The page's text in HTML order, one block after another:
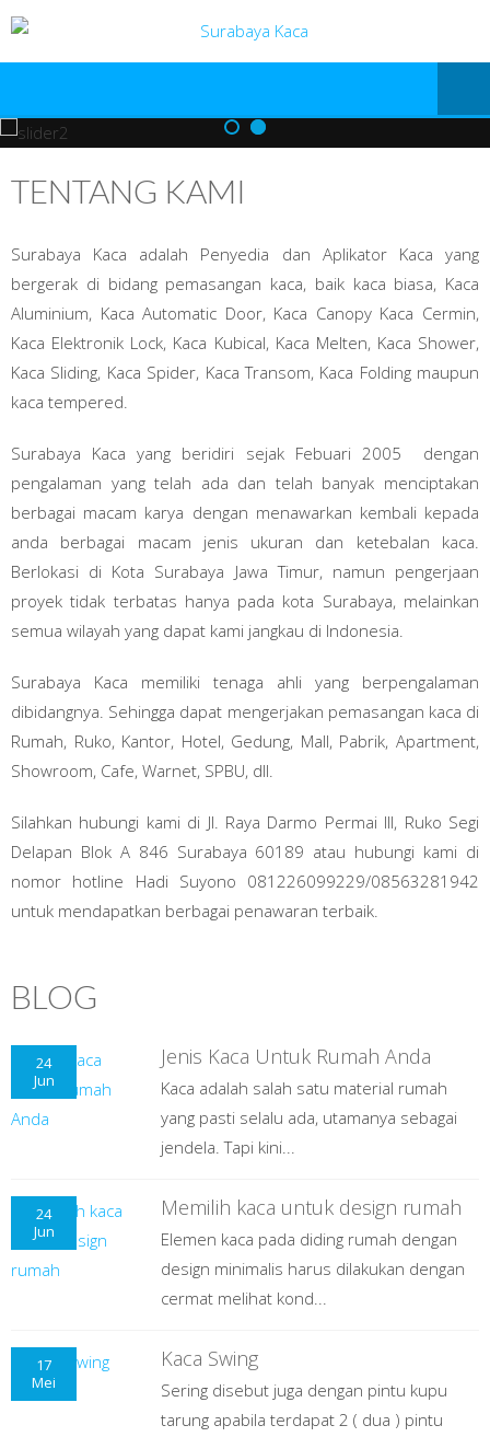
TENTANG KAMI
Surabaya Kaca adalah Penyedia dan Aplikator Kaca yang
bergerak di bidang pemasangan kaca, baik kaca biasa, Kaca
Aluminium, Kaca Automatic Door, Kaca Canopy Kaca Cermin,
Kaca Elektronik Lock, Kaca Kubical, Kaca Melten, Kaca Shower,
Kaca Sliding, Kaca Spider, Kaca Transom, Kaca Folding maupun
kaca tempered.
Surabaya Kaca yang beridiri sejak Febuari 2005 dengan
pengalaman yang telah ada dan telah banyak menciptakan
berbagai macam karya dengan menawarkan kembali kepada
anda berbagai macam jenis ukuran dan ketebalan kaca.
Berlokasi di Kota Surabaya Jawa Timur, namun pengerjaan
proyek tidak terbatas hanya pada kota Surabaya, melainkan
semua wilayah yang dapat kami jangkau di Indonesia.
Surabaya Kaca memiliki tenaga ahli yang berpengalaman
dibidangnya. Sehingga dapat mengerjakan pemasangan kaca di
Rumah, Ruko, Kantor, Hotel, Gedung, Mall, Pabrik, Apartment,
Showroom, Cafe, Warnet, SPBU, dll.
Silahkan hubungi kami di Jl. Raya Darmo Permai III, Ruko Segi
Delapan Blok A 846 Surabaya 60189 atau hubungi kami di
nomor hotline Hadi Suyono 081226099229/08563281942
untuk mendapatkan berbagai penawaran terbaik.
BLOG
24
Jun
Jenis Kaca Untuk Rumah Anda
Kaca adalah salah satu material rumah
yang pasti selalu ada, utamanya sebagai
jendela. Tapi kini...
24
Jun
Memilih kaca untuk design rumah
Elemen kaca pada diding rumah dengan
design minimalis harus dilakukan dengan
cermat melihat kond...
17
Mei
Kaca Swing
Sering disebut juga dengan pintu kupu
tarung apabila terdapat 2 ( dua ) pintu